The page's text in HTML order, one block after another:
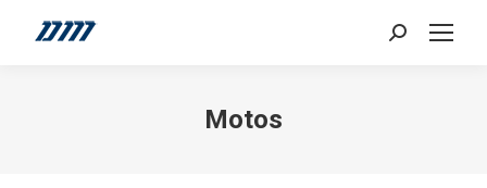
Search:
Motos